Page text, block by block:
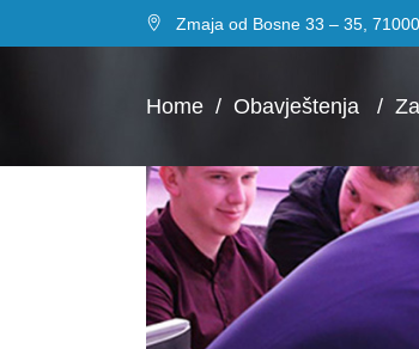
Zmaja od Bosne 33 – 35,
Home / Obavještenja /